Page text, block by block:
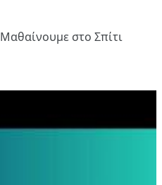
Μαθαίνουμε στο Σπίτι